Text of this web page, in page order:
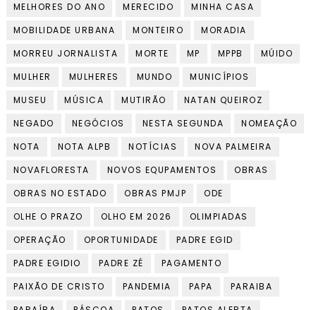
MELHORES DO ANO
MERECIDO
MINHA CASA
MOBILIDADE URBANA
MONTEIRO
MORADIA
MORREU JORNALISTA
MORTE MP MPPB
MÚIDO
MULHER
MULHERES MUNDO
MUNICÍPIOS
MUSEU
MÚSICA MUTIRÃO
NATAN QUEIROZ
NEGADO
NEGÓCIOS NESTA SEGUNDA
NOMEAÇÃO
NOTA
NOTA ALPB NOTÍCIAS
NOVA PALMEIRA
NOVAFLORESTA
NOVOS EQUPAMENTOS
OBRAS
OBRAS NO ESTADO
OBRAS PMJP
ODE
OLHE O PRAZO
OLHO EM 2026
OLIMPIADAS
OPERAÇÃO
OPORTUNIDADE
PADRE EGID
PADRE EGIDIO
PADRE ZÉ
PAGAMENTO
PAIXÃO DE CRISTO
PANDEMIA PAPA
PARAIBA